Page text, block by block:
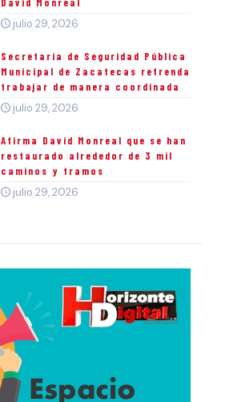
David Monreal
julio 29, 2026
Secretaría de Seguridad Pública
Municipal de Zacatecas refrenda
trabajar de manera coordinada
julio 29, 2026
Afirma David Monreal que se han
restaurado alrededor de 3 mil
caminos y tramos
julio 29, 2026